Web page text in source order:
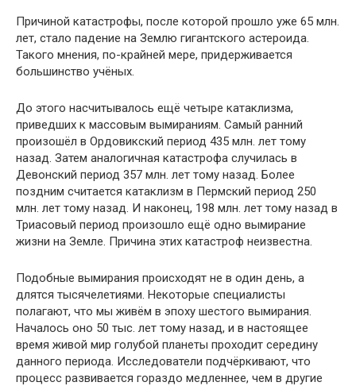
Причиной катастрофы, после которой прошло уже 65 млн.
лет, стало падение на Землю гигантского астероида.
Такого мнения, по-крайней мере, придерживается
большинство учёных.
До этого насчитывалось ещё четыре катаклизма,
приведших к массовым вымираниям. Самый ранний
произошёл в Ордовикский период 435 млн. лет тому
назад. Затем аналогичная катастрофа случилась в
Девонский период 357 млн. лет тому назад. Более
поздним считается катаклизм в Пермский период 250
млн. лет тому назад. И наконец, 198 млн. лет тому назад в
Триасовый период произошло ещё одно вымирание
жизни на Земле. Причина этих катастроф неизвестна.
Подобные вымирания происходят не в один день, а
длятся тысячелетиями. Некоторые специалисты
полагают, что мы живём в эпоху шестого вымирания.
Началось оно 50 тыс. лет тому назад, и в настоящее
время живой мир голубой планеты проходит середину
данного периода. Исследователи подчёркивают, что
процесс развивается гораздо медленнее, чем в другие